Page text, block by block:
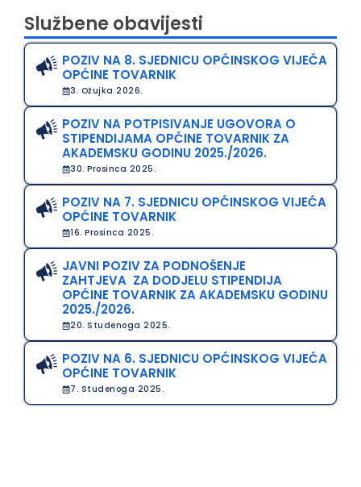
Službene obavijesti
POZIV NA 8. SJEDNICU OPĆINSKOG VIJEĆA
OPĆINE TOVARNIK
3. Ožujka 2026.
POZIV NA POTPISIVANJE UGOVORA O
STIPENDIJAMA OPĆINE TOVARNIK ZA
AKADEMSKU GODINU 2025./2026.
30. Prosinca 2025.
POZIV NA 7. SJEDNICU OPĆINSKOG VIJEĆA
OPĆINE TOVARNIK
16. Prosinca 2025.
JAVNI POZIV ZA PODNOŠENJE
ZAHTJEVA ZA DODJELU STIPENDIJA
OPĆINE TOVARNIK ZA AKADEMSKU GODINU
2025./2026.
20. Studenoga 2025.
POZIV NA 6. SJEDNICU OPĆINSKOG VIJEĆA
OPĆINE TOVARNIK
7. Studenoga 2025.